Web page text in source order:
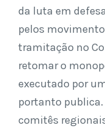
da luta em
pelos
tramitação no
retomar o
executado por
portanto publica.
comitês